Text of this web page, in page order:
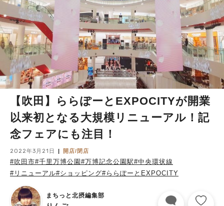
【吹田】ららぽーとEXPOCITYが開業
以来初となる大規模リニューアル！記
念フェアにも注目！
2022年3月21日 開店/閉店
#吹田市#千里万博公園 #万博記念公園駅#中央環状線
#リニューアル#ショッピング#ららぽーとEXPOCITY
まちっと北摂編集部